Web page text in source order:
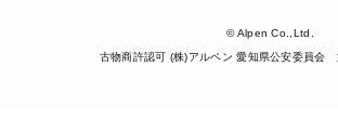
© Alpen Co.,Ltd.
古物商許認可 (株)アルペン 愛知県公安委員